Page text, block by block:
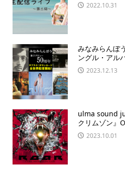
2022.10.31
みなみらんぼ
ングル・アル
2023.12.13
ulma sound
クリムゾン』
2023.10.01